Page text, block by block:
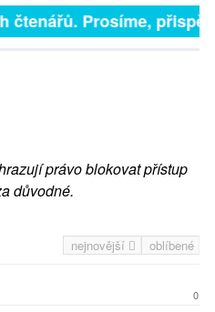
Prosíme, přispějte. ➥
právo blokovat přístup
důvodné.
nejnovější oblíbené
0